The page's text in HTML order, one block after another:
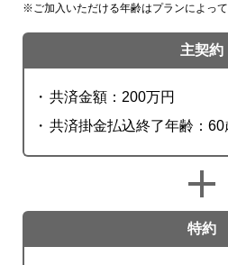
ご加入いただける年齢はプランによって
主契約
共済金額：200万円
共済掛金払込終了年齢：60
特約